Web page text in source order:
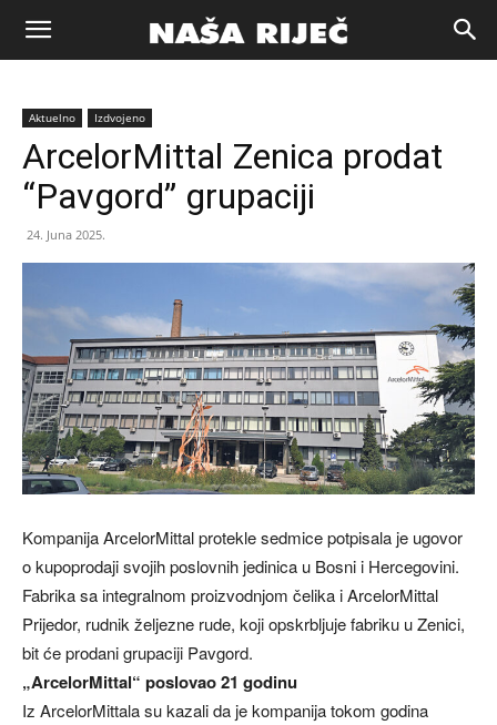
Naša
riječ
Aktuelno Izdvojeno
ArcelorMittal Zenica prodat
“Pavgord” grupaciji
24. Juna 2025.
Kompanija ArcelorMittal protekle sedmice potpisala je ugovor
o kupoprodaji svojih poslovnih jedinica u Bosni i Hercegovini.
Fabrika sa integralnom proizvodnjom čelika i ArcelorMittal
Prijedor, rudnik željezne rude, koji opskrbljuje fabriku u Zenici,
bit će prodani grupaciji Pavgord.
„ArcelorMittal“ poslovao 21 godinu
Iz ArcelorMittala su kazali da je kompanija tokom godina